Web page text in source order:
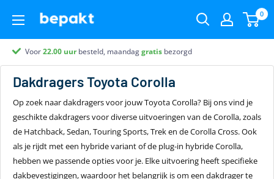
0
Voor22.00uurbesteld, maandaggratisbezorgd
Partner van
Partner van
Klantenbeoordeling 9.4
DakdragersToyota Corolla
Op zoek naar dakdragers voor jouw Toyota Corolla? Bij ons vind je
geschikte dakdragers voor diverse uitvoeringen van de Corolla, zoals
de Hatchback, Sedan, Touring Sports, Trek en de Corolla Cross. Ook
als je rijdt met een hybride variant of de plug-in hybride Corolla,
hebben we passende opties voor je. Elke uitvoering heeft specifieke
dakbevestigingen, waardoor het belangrijk is om een dakdrager te